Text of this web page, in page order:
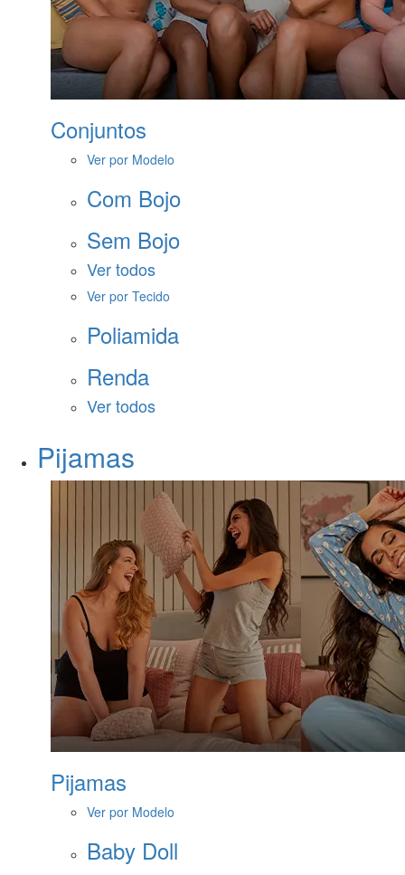
Conjuntos
Ver por Modelo
Com Bojo
Sem Bojo
Ver todos
Ver por Tecido
Poliamida
Renda
Ver todos
Pijamas
Pijamas
Ver por Modelo
Baby Doll